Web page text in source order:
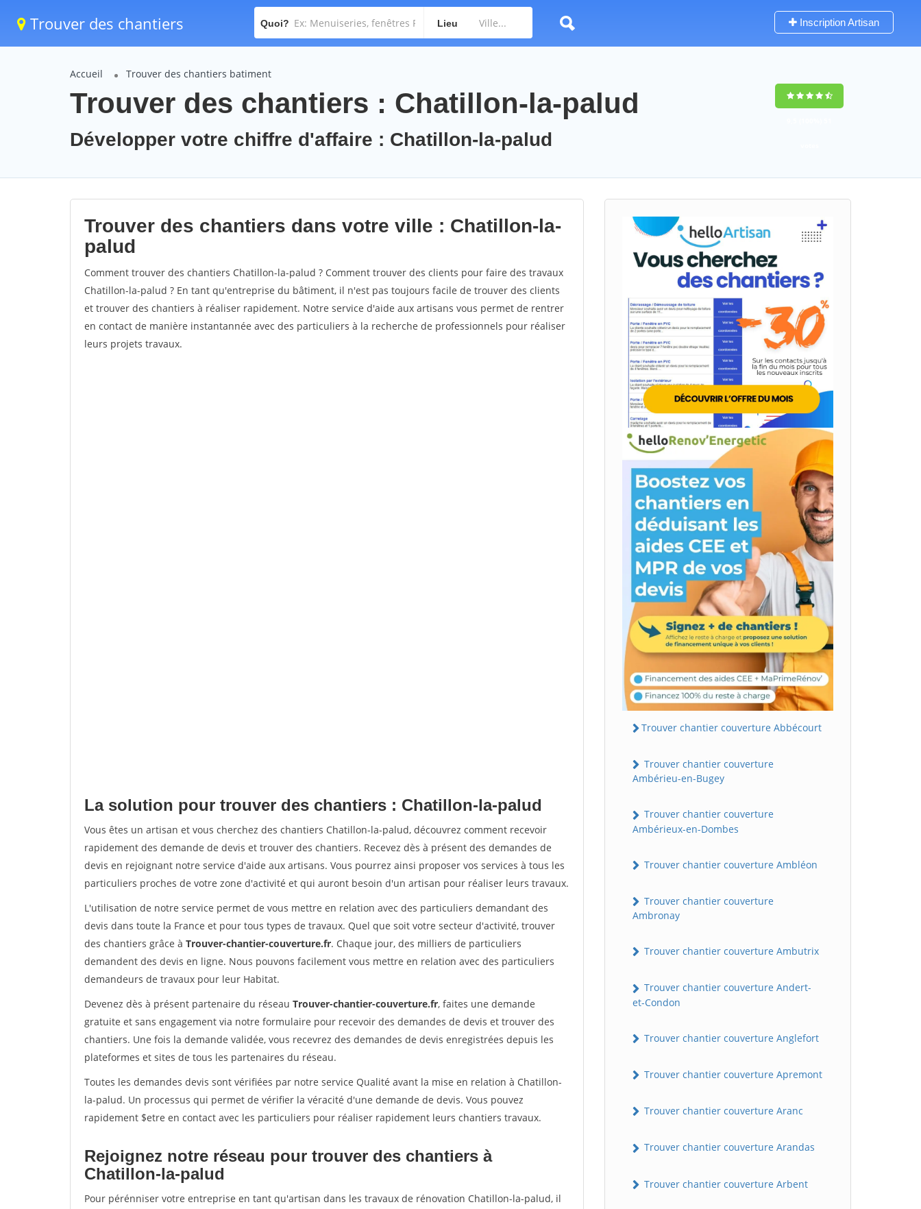
Trouver des chantiers Quoi? Lieu Inscription Artisan
Accueil Trouver des chantiers batiment
Trouver des chantiers : Chatillon-la-palud
Développer votre chiffre d'affaire : Chatillon-la-palud
Trouver des chantiers dans votre ville : Chatillon-la-
palud
Comment trouver des chantiers Chatillon-la-palud ? Comment trouver des clients pour faire des travaux
Chatillon-la-palud ? En tant qu'entreprise du bâtiment, il n'est pas toujours facile de trouver des clients
et trouver des chantiers à réaliser rapidement. Notre service d'aide aux artisans vous permet de rentrer
en contact de manière instantannée avec des particuliers à la recherche de professionnels pour réaliser
leurs projets travaux.
La solution pour trouver des chantiers : Chatillon-la-palud
Vous êtes un artisan et vous cherchez des chantiers Chatillon-la-palud, découvrez comment recevoir
rapidement des demande de devis et trouver des chantiers. Recevez dès à présent des demandes de
devis en rejoignant notre service d'aide aux artisans. Vous pourrez ainsi proposer vos services à tous les
particuliers proches de votre zone d'activité et qui auront besoin d'un artisan pour réaliser leurs travaux.
L'utilisation de notre service permet de vous mettre en relation avec des particuliers demandant des
devis dans toute la France et pour tous types de travaux. Quel que soit votre secteur d'activité, trouver
des chantiers grâce à Trouver-chantier-couverture.fr. Chaque jour, des milliers de particuliers
demandent des devis en ligne. Nous pouvons facilement vous mettre en relation avec des particuliers
demandeurs de travaux pour leur Habitat.
Devenez dès à présent partenaire du réseau Trouver-chantier-couverture.fr, faites une demande
gratuite et sans engagement via notre formulaire pour recevoir des demandes de devis et trouver des
chantiers. Une fois la demande validée, vous recevrez des demandes de devis enregistrées depuis les
plateformes et sites de tous les partenaires du réseau.
Toutes les demandes devis sont vérifiées par notre service Qualité avant la mise en relation à Chatillon-
la-palud. Un processus qui permet de vérifier la véracité d'une demande de devis. Vous pouvez
rapidement $etre en contact avec les particuliers pour réaliser rapidement leurs chantiers travaux.
Rejoignez notre réseau pour trouver des chantiers à
Chatillon-la-palud
Pour pérénniser votre entreprise en tant qu'artisan dans les travaux de rénovation Chatillon-la-palud, il
Trouver chantier couverture Abbécourt
Trouver chantier couverture
Ambérieu-en-Bugey
Trouver chantier couverture
Ambérieux-en-Dombes
Trouver chantier couverture Ambléon
Trouver chantier couverture
Ambronay
Trouver chantier couverture Ambutrix
Trouver chantier couverture Andert-
et-Condon
Trouver chantier couverture Anglefort
Trouver chantier couverture Apremont
Trouver chantier couverture Aranc
Trouver chantier couverture Arandas
Trouver chantier couverture Arbent